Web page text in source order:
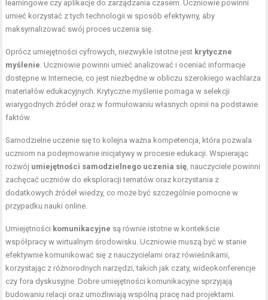
learningowe czy aplikacje do zarządzania czasem. Uczniowie powinni
umieć korzystać z tych technologii w sposób efektywny, aby
maksymalizować swój proces uczenia się.
Oprócz umiejętności cyfrowych, niezwykle istotne jest krytyczne
myślenie. Uczniowie powinni umieć analizować i oceniać informacje
dostępne w Internecie, co jest niezbędne w obliczu szerokiego wachlarza
materiałów edukacyjnych. Krytyczne myślenie pomaga w selekcji
wiarygodnych źródeł oraz w formułowaniu własnych opinii na podstawie
faktów.
Samodzielne uczenie się to kolejna ważna kompetencja, która pozwala
uczniom na podejmowanie inicjatywy w procesie edukacji. Wspierając
rozwój umiejętności samodzielnego uczenia się, nauczyciele powinni
zachęcać uczniów do eksploracji tematów oraz korzystania z
dodatkowych źródeł wiedzy, co może być szczególnie pomocne w
przypadku nauki online.
Umiejętności komunikacyjne są równie istotne w kontekście
współpracy w wirtualnym środowisku. Uczniowie muszą być w stanie
efektywnie komunikować się z nauczycielami oraz rówieśnikami,
korzystając z różnorodnych narzędzi, takich jak czaty, wideokonferencje
czy fora dyskusyjne. Dobre umiejętności komunikacyjne sprzyjają
budowaniu relacji oraz umożliwiają wspólną pracę nad projektami.